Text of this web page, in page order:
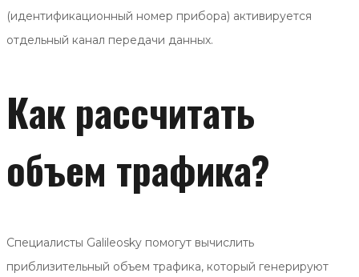
(идентификационный номер прибора) активируется
отдельный канал передачи данных.
Как рассчитать
объем трафика?
Специалисты Galileosky помогут вычислить
приблизительный объем трафика, который генерируют